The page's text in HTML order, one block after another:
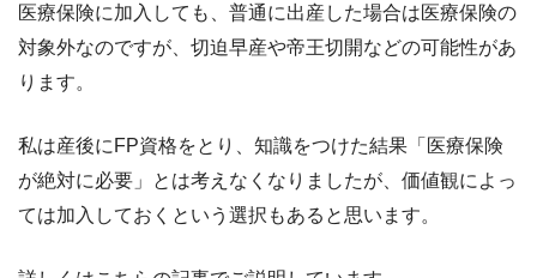
医療保険に加入しても、普通に出産した場合は医療保険の
対象外なのですが、切迫早産や帝王切開などの可能性があ
ります。
私は産後にFP資格をとり、知識をつけた結果「医療保険
が絶対に必要」とは考えなくなりましたが、価値観によっ
ては加入しておくという選択もあると思います。